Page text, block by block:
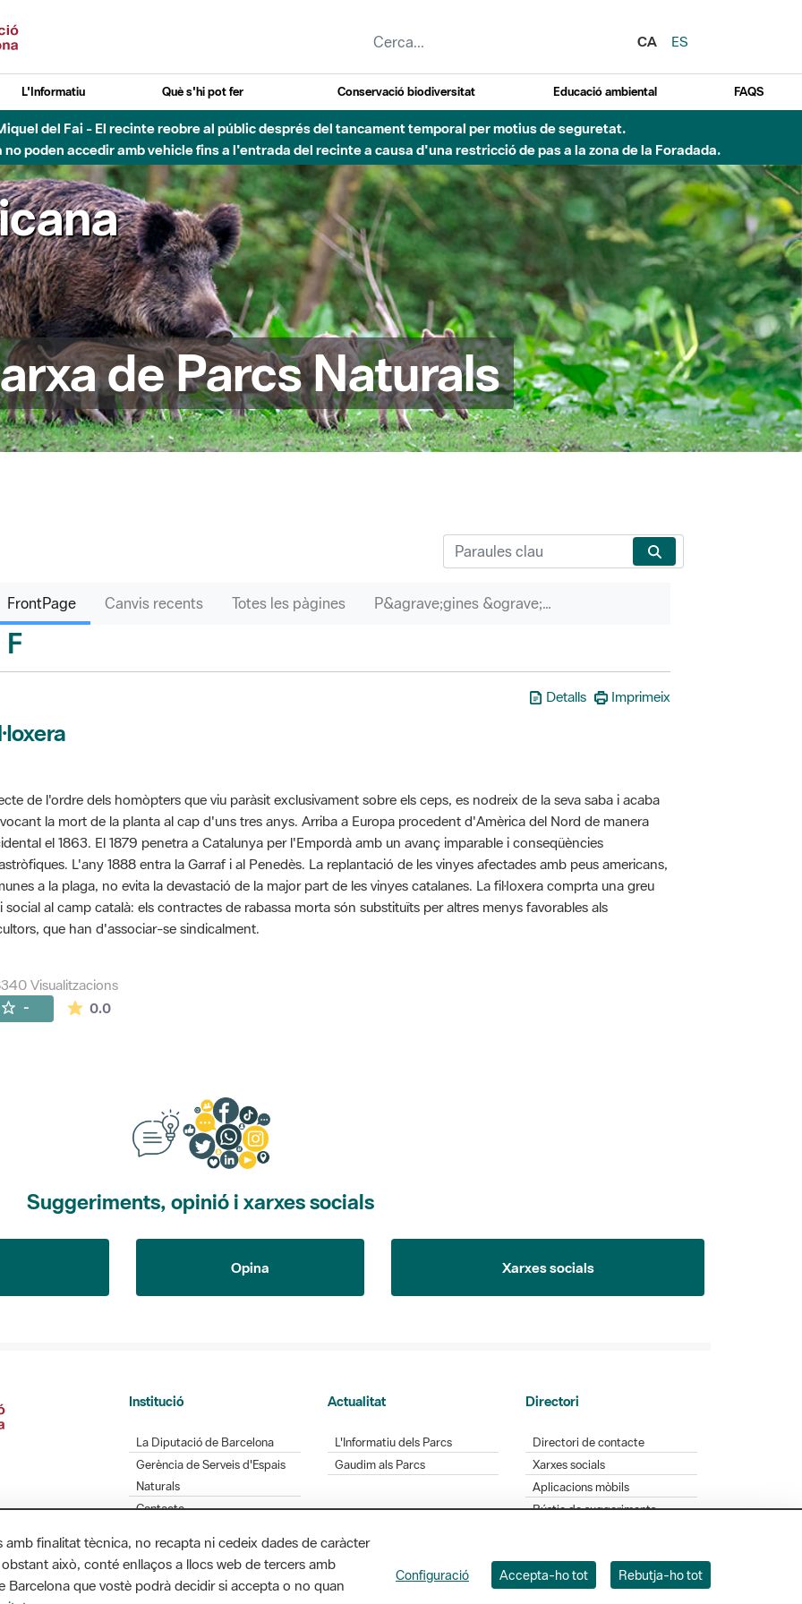
CA
ES
L'Informatiu Què s'hi pot fer Conservació biodiversitat Educació ambiental FAQS
del Fai - El recinte reobre al públic després del tancament temporal per motius de seguretat.
poden accedir amb vehicle fins a l'entrada del recinte a causa d'una restricció de pas a la zona de la Foradada.
de Parcs Naturals
FrontPage Canvis recents Totes les pàgines P&agrave;gines &ograve;rfenes
F
Detalls Imprimeix
de l'ordre dels homòpters que viu paràsit exclusivament sobre els ceps, es nodreix de la seva saba i acaba
la mort de la planta al cap d'uns tres anys. Arriba a Europa procedent d'Amèrica del Nord de manera
el 1863. El 1879 penetra a Catalunya per l'Empordà amb un avanç imparable i conseqüències
L'any 1888 entra la Garraf i al Penedès. La replantació de les vinyes afectades amb peus americans,
a la plaga, no evita la devastació de la major part de les vinyes catalanes. La fil·loxera comprta una greu
social al camp català: els contractes de rabassa morta són substituïts per altres menys favorables als
que han d'associar-se sindicalment.
Visualitzacions
- 0.0La mitjana de les valoracions és de 0 estrelles de 5.
Suggeriments, opinió i xarxes socials
Opina Xarxes socials
Institució
La Diputació de Barcelona
Gerència de Serveis d'Espais
Naturals
Contacte
Actualitat
L'Informatiu dels Parcs
Gaudim als Parcs
Directori
Directori de contacte
Xarxes socials
Aplicacions mòbils
Bústia de suggeriments
Diputació de Barcelona. Edifici Llacuna, 1a planta. Badajoz, 49. 08005 Barcelona. Tel. 934 022 428
finalitat tècnica, no recapta ni cedeix dades de caràcter
això, conté enllaços a llocs web de tercers amb
Barcelona que vostè podrà decidir si accepta o no quan
Configuració Accepta-ho tot Rebutja-ho tot